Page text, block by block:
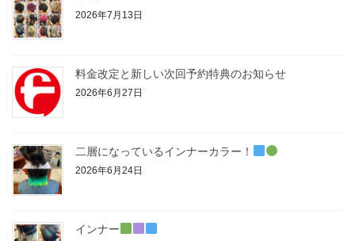
2026年7月13日
料金改定と新しい次回予約特典のお知らせ
2026年6月27日
二層になっているインナーカラー！
2026年6月24日
インナー